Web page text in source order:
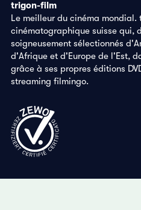
trigon-film
Le meilleur du cinéma
cinématographique suisse qui,
soigneusement sélectionnés
d'Afrique et d'Europe de l'Est,
grâce à ses propres éditions
streaming filmingo.